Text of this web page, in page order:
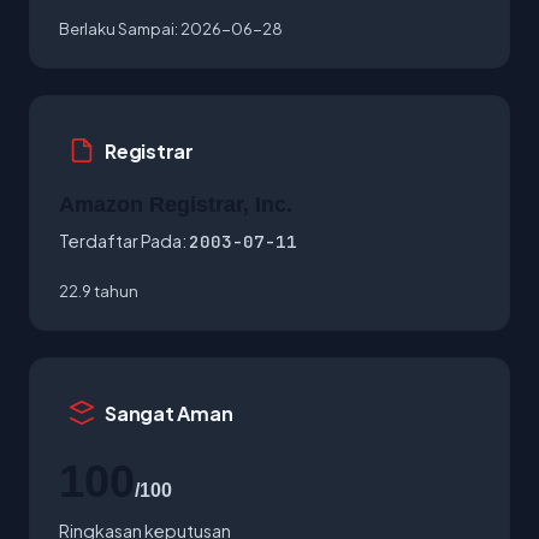
Berlaku Sampai: 2026-06-28
Registrar
Terdaftar Pada: 2003-07-11
22.9 tahun
Sangat Aman
/100
Ringkasan keputusan